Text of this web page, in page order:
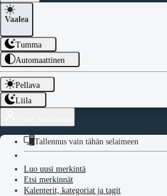
Vaalea
Tumma
Automaattinen
Pellava
Liila
Tallennus vain tähän selaimeen
Luo uusi merkintä
Etsi merkinnät
Kalenterit, kategoriat ja tagit